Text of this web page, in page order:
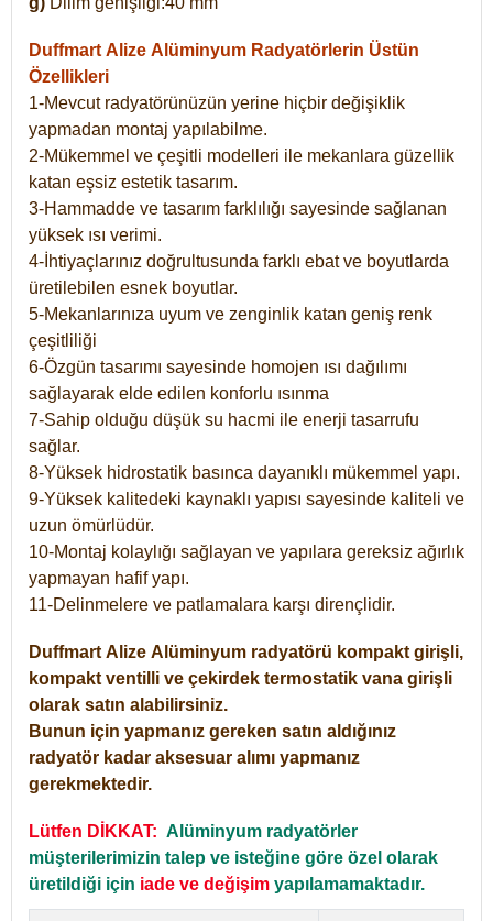
Duffmart Alize Alüminyum Radyatörlerin Üstün
Özellikleri
1-Mevcut radyatörünüzün yerine hiçbir değişiklik
yapmadan montaj yapılabilme.
2-Mükemmel ve çeşitli modelleri ile mekanlara güzellik
katan eşsiz estetik tasarım.
3-Hammadde ve tasarım farklılığı sayesinde sağlanan
yüksek ısı verimi.
4-İhtiyaçlarınız doğrultusunda farklı ebat ve boyutlarda
üretilebilen esnek boyutlar.
5-Mekanlarınıza uyum ve zenginlik katan geniş renk
çeşitliliği
6-Özgün tasarımı sayesinde homojen ısı dağılımı
sağlayarak elde edilen konforlu ısınma
7-Sahip olduğu düşük su hacmi ile enerji tasarrufu
sağlar.
8-Yüksek hidrostatik basınca dayanıklı mükemmel yapı.
9-Yüksek kalitedeki kaynaklı yapısı sayesinde kaliteli ve
uzun ömürlüdür.
10-Montaj kolaylığı sağlayan ve yapılara gereksiz ağırlık
yapmayan hafif yapı.
11-Delinmelere ve patlamalara karşı dirençlidir.
Duffmart Alize Alüminyum radyatörü kompakt girişli,
kompakt ventilli ve çekirdek termostatik vana girişli
olarak satın alabilirsiniz.
Bunun için yapmanız gereken satın aldığınız
radyatör kadar aksesuar alımı yapmanız
gerekmektedir.
Lütfen DİKKAT: Alüminyum radyatörler
müşterilerimizin talep ve isteğine göre özel olarak
üretildiği için iade ve değişim yapılamamaktadır.